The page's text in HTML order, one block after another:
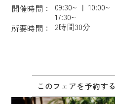
開催時間： 09:30~ 10:00~
17:30~
所要時間：
2時間30分
このフェアを予約する